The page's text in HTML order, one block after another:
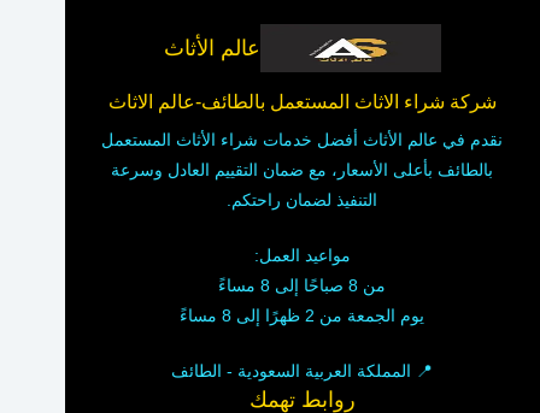
عالم الأثاث
شركة شراء الاثاث المستعمل بالطائف-عالم الاثاث
نقدم في عالم الأثاث أفضل خدمات شراء الأثاث المستعمل
بالطائف بأعلى الأسعار، مع ضمان التقييم العادل وسرعة
التنفيذ لضمان راحتكم.
مواعيد العمل:
من 8 صباحًا إلى 8 مساءً
يوم الجمعة من 2 ظهرًا إلى 8 مساءً
📍 المملكة العربية السعودية - الطائف
روابط تهمك